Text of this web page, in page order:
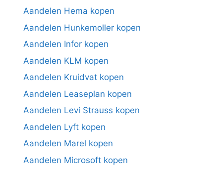
Aandelen Hema kopen
Aandelen Hunkemoller kopen
Aandelen Infor kopen
Aandelen KLM kopen
Aandelen Kruidvat kopen
Aandelen Leaseplan kopen
Aandelen Levi Strauss kopen
Aandelen Lyft kopen
Aandelen Marel kopen
Aandelen Microsoft kopen